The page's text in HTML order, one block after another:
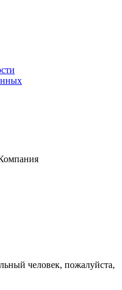
человек, пожалуйста,